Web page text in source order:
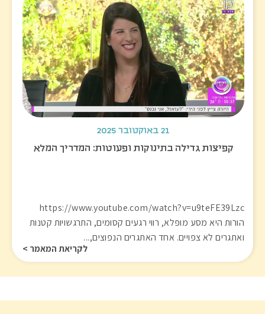
21 באוקטובר 2025
קפיצות גדילה בתינוקות ופעוטות: המדריך המלא
https://www.youtube.com/watch?v=u9teFE39Lzc
הורות היא מסע מופלא, רווי רגעים קסומים, התרגשויות קטנות
ואתגרים לא צפויים. אחד האתגרים הנפוצים,...
לקריאת המאמר >